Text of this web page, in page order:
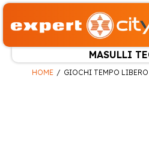
MASULLI
HOME GIOCHI TEMPO LIBERO